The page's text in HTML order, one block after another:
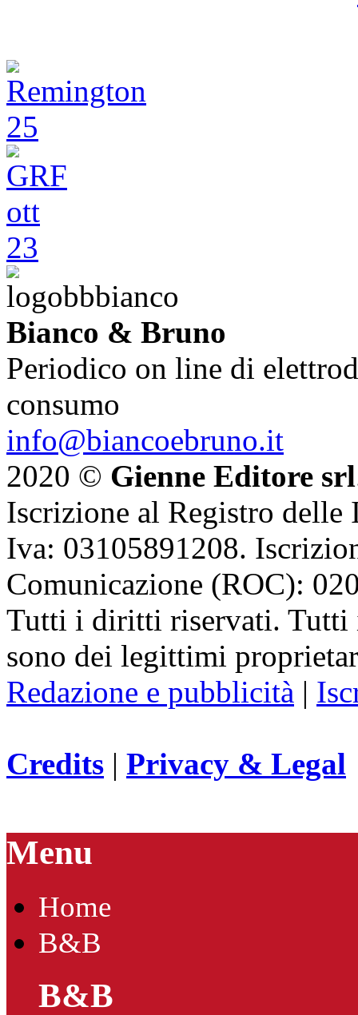
Bianco & Bruno
Periodico on line di
consumo
info@biancoebruno.it
2020 © Gienne Editore srl
Iscrizione al Registro delle
Iva: 03105891208.
Comunicazione (ROC):
Tutti i diritti riservati. Tutti
sono dei legittimi
Redazione e pubblicità |
Credits | Privacy & Legal
Menu
Home
B&B
B&B